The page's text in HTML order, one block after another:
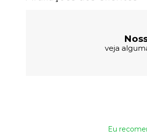
veja
Eu